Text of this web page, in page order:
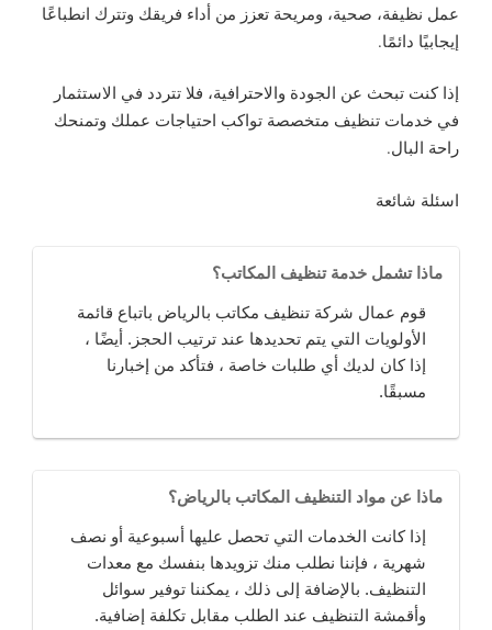
عمل نظيفة، صحية، ومريحة تعزز من أداء فريقك وتترك انطباعًا
إيجابيًا دائمًا.
إذا كنت تبحث عن الجودة والاحترافية، فلا تتردد في الاستثمار
في خدمات تنظيف متخصصة تواكب احتياجات عملك وتمنحك
راحة البال.
اسئلة شائعة
ماذا تشمل خدمة تنظيف المكاتب؟
قوم عمال شركة تنظيف مكاتب بالرياض باتباع قائمة
الأولويات التي يتم تحديدها عند ترتيب الحجز. أيضًا ،
إذا كان لديك أي طلبات خاصة ، فتأكد من إخبارنا
مسبقًا.
ماذا عن مواد التنظيف المكاتب بالرياض؟
إذا كانت الخدمات التي تحصل عليها أسبوعية أو نصف
شهرية ، فإننا نطلب منك تزويدها بنفسك مع معدات
التنظيف. بالإضافة إلى ذلك ، يمكننا توفير سوائل
وأقمشة التنظيف عند الطلب مقابل تكلفة إضافية.